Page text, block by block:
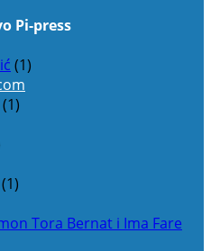
(1)
(1)
(1)
Tora Bernat i Ima Fare
Pi-press